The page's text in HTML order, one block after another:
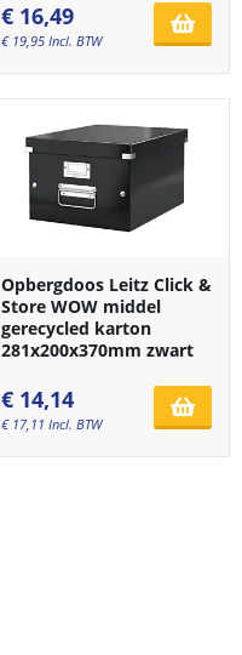
€ 16,49
€ 19,95 Incl. BTW
Opbergdoos Leitz Click &
Store WOW middel
gerecycled karton
281x200x370mm zwart
€ 14,14
€ 17,11 Incl. BTW